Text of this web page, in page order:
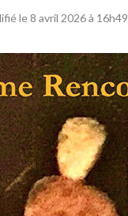
le 8 avril 2026 à 16h49